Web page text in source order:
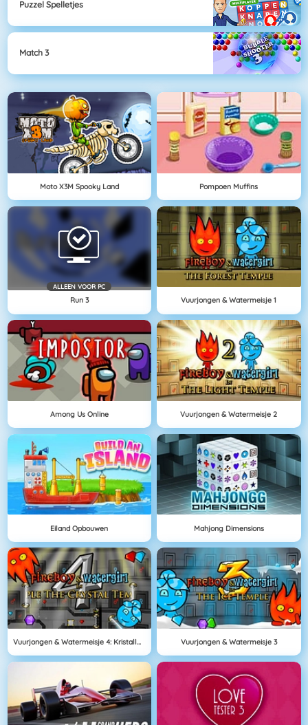
Puzzel Spelletjes
Match 3
Moto X3M Spooky Land Pompoen Muffins
ALLEEN VOOR PC
Run 3 Vuurjongen & Watermeisje 1
Among Us Online Vuurjongen & Watermeisje 2
Eiland Opbouwen Mahjong Dimensions
Vuurjongen & Watermeisje 4: Kristallen Tempel Vuurjongen & Watermeisje 3